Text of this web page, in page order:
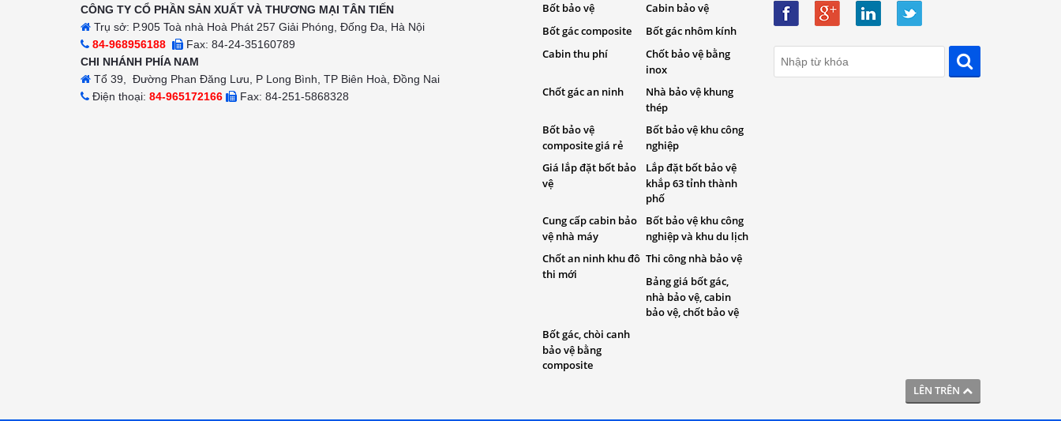
LÊN TRÊN
CÔNG TY CỔ PHẦN SẢN XUẤT VÀ THƯƠNG MẠI TÂN TIẾN
Trụ sở: P.905 Toà nhà Hoà Phát 257 Giải Phóng, Đống Đa, Hà Nội
84-968956188
Fax: 84-24-35160789
CHI NHÁNH PHÍA NAM
Tổ 39, Đường Phan Đăng Lưu, P Long Bình, TP Biên Hoà, Đồng Nai
Điện thoại: 84-965172166 Fax: 84-251-5868328
Bốt bảo vệ
Cabin bảo vệ
Bốt gác composite
Bốt gác nhôm kính
Cabin thu phí
Chốt bảo vệ bằng
inox
Chốt gác an ninh Nhà bảo vệ khung
thép
Bốt bảo vệ
composite giá rẻ
Bốt bảo vệ khu công
nghiệp
Giá lắp đặt bốt bảo
vệ
Lắp đặt bốt bảo vệ
khắp 63 tỉnh thành
phố
Cung cấp cabin bảo
vệ nhà máy
Bốt bảo vệ khu công
nghiệp và khu du lịch
Chốt an ninh khu đô
thi mới
Thi công nhà bảo vệ
Bảng giá bốt gác,
nhà bảo vệ, cabin
bảo vệ, chốt bảo vệ
Bốt gác, chòi canh
bảo vệ bằng
composite